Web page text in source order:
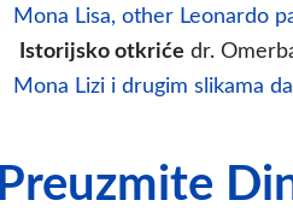
Mona Lisa, other Leonardo
Istorijsko otkriće dr.
Mona Lizi i drugim slikama
Preuzmite